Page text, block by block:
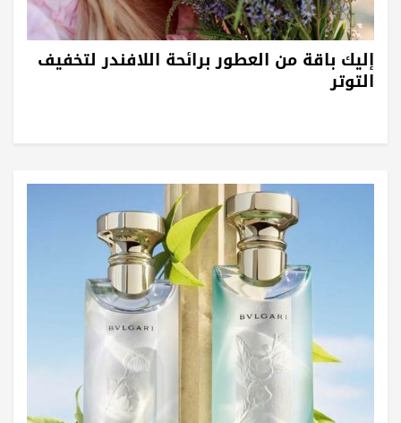
إليك باقة من العطور برائحة اللافندر لتخفيف
التوتر